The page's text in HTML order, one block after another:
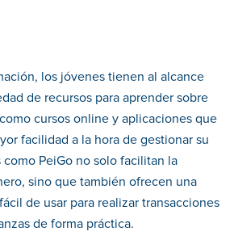
los jóvenes tienen al alcance
de recursos para aprender sobre
cursos online y aplicaciones que
facilidad a la hora de gestionar su
PeiGo no solo facilitan la
sino que también ofrecen una
de usar para realizar transacciones
de forma práctica.